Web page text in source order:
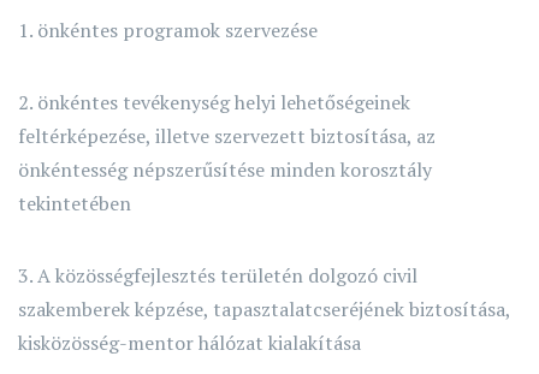
1. önkéntes programok szervezése
2. önkéntes tevékenység helyi lehetőségeinek
feltérképezése, illetve szervezett biztosítása, az
önkéntesség népszerűsítése minden korosztály
tekintetében
3. A közösségfejlesztés területén dolgozó civil
szakemberek képzése, tapasztalatcseréjének biztosítása,
kisközösség-mentor hálózat kialakítása